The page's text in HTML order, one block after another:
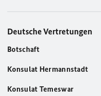
Deutsche Vertretungen
Botschaft
Konsulat Hermannstadt
Konsulat Temeswar